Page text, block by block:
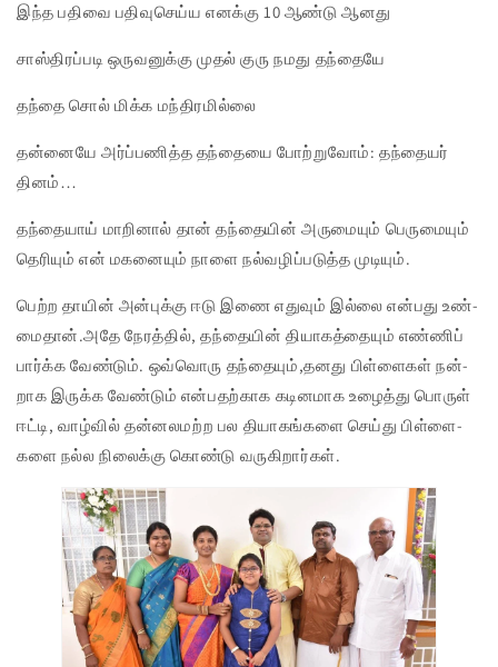
இந்த பதிவை பதிவுசெய்ய எனக்கு 10 ஆண்டு ஆனது
சாஸ்திரப்படி ஒருவனுக்கு முதல் குரு நமது தந்தையே
தந்தை சொல் மிக்க மந்திரமில்லை
தன்னையே அர்ப்பணித்த தந்தையை போற்றுவோம்: தந்தையர்
தினம்…
தந்தையாய் மாறினால் தான் தந்தையின் அருமையும் பெருமையும்
தெரியும் என் மகனையும் நாளை நல்வழிப்படுத்த முடியும்.
பெற்ற தாயின் அன்­புக்கு ஈடு இணை எதுவும் இல்லை என்­பது உண்­
மைதான்.அதே நேரத்தில், தந்­தையின் தியா­கத்­தையும் எண்ணிப்
பார்க்க வேண்டும். ஒவ்­வொரு தந்­தையும்,தனது பிள்­ளைகள் நன்­
றாக இருக்க வேண்டும் என்­ப­தற்­காக கடி­ன­மாக உழைத்து பொருள்
ஈட்டி, வாழ்வில் தன்­ன­ல­மற்ற பல தியா­கங்­களை செய்து பிள்­ளை­
களை நல்ல நிலைக்கு கொண்டு வரு­கி­றார்கள்.